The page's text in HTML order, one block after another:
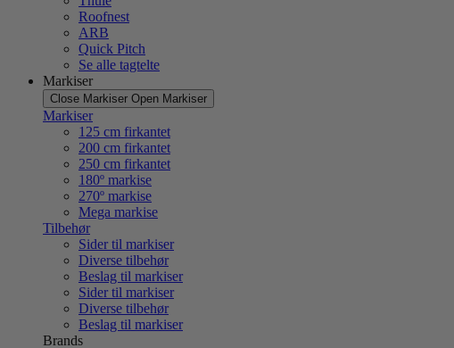
Roofnest
ARB
Quick Pitch
Se alle tagtelte
Markiser
Close Markiser Open Markiser
Markiser
125 cm firkantet
200 cm firkantet
250 cm firkantet
180º markise
270º markise
Mega markise
Tilbehør
Sider til markiser
Diverse tilbehør
Beslag til markiser
Sider til markiser
Diverse tilbehør
Beslag til markiser
Brands